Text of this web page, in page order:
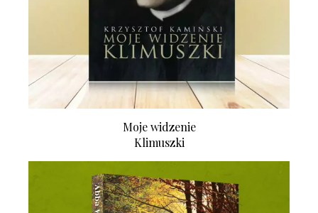
Moje widzenie
Klimuszki